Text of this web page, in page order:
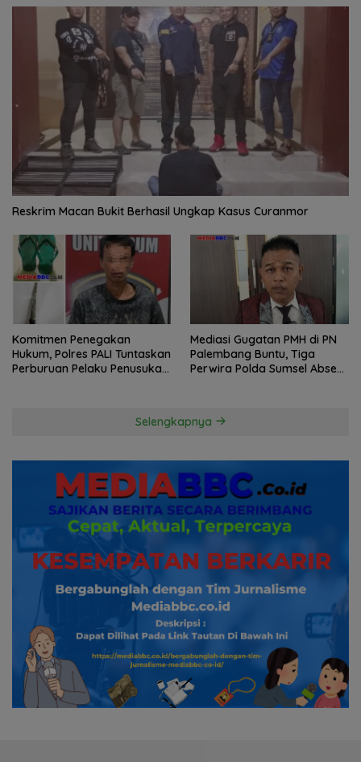
Reskrim Macan Bukit Berhasil Ungkap Kasus Curanmor
Komitmen Penegakan
Hukum, Polres PALI Tuntaskan
Perburuan Pelaku Penusukan
Mediasi Gugatan PMH di PN
Palembang Buntu, Tiga
Perwira Polda Sumsel Absen,
Selengkapnya